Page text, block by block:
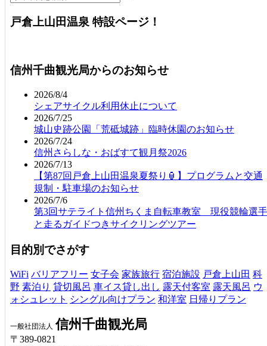
戸倉上山田温泉 特設ページ！
信州千曲観光局からのお知らせ
2026/8/4
シェアサイクル利用休止について
2026/7/25
城山史跡公園「荒砥城跡」臨時休園のお知らせ
2026/7/24
信州さらしな・おばすて観月祭2026
2026/7/13
【第87回戸倉上山田温泉夏祭り🏮】プログラムと交通
規制・駐車場のお知らせ
2026/7/6
第3回サテライト信州ちくま自転車教室 現役競輪選手
と走るガイドつきサイクリングツアー
目的別でさがす
WiFi バリアフリー 女子会 家族旅行 宿泊施設 戸倉上山田 科
野 素泊り 貸切風呂 車イス貸し出し 露天付客室 露天風呂 ウ
ォシュレット シングル向けプラン 和洋室 日帰りプラン
一般社団法人 信州千曲観光局
〒389-0821